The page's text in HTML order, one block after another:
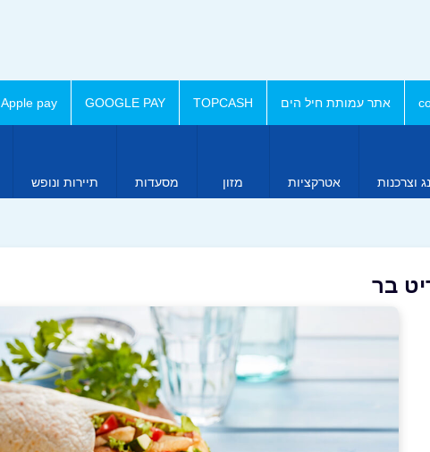
אתר עמותת חיל הים TOPCASH
GOOGLE PAY
Apple pay
וצרכנות אטרקציות מזון מסעדות תיירות ונופש
בר